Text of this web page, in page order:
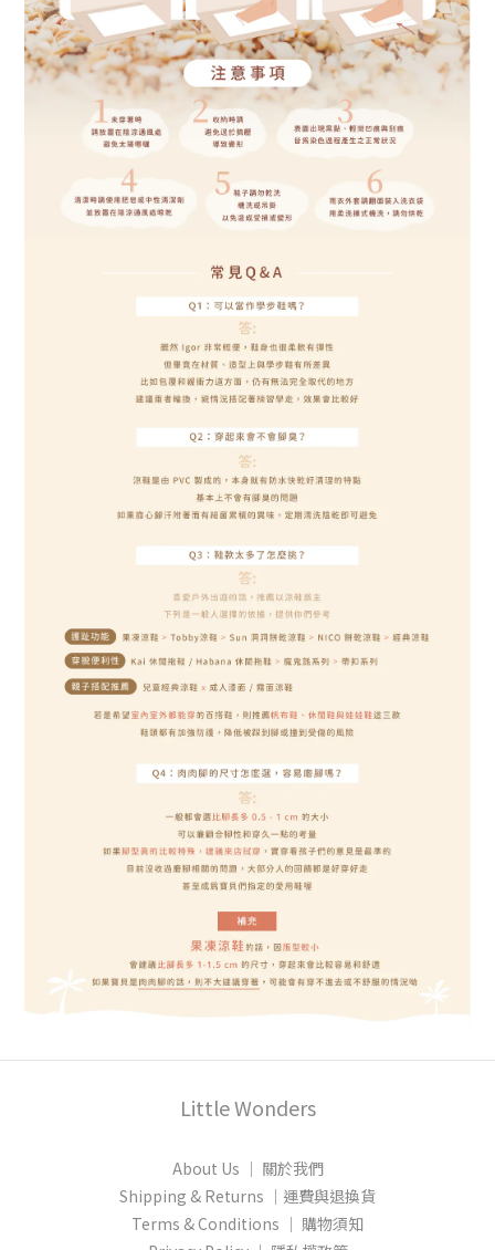
Little Wonders
About Us │ 關於我們
Shipping & Returns │運費與退換貨
Terms & Conditions │ 購物須知